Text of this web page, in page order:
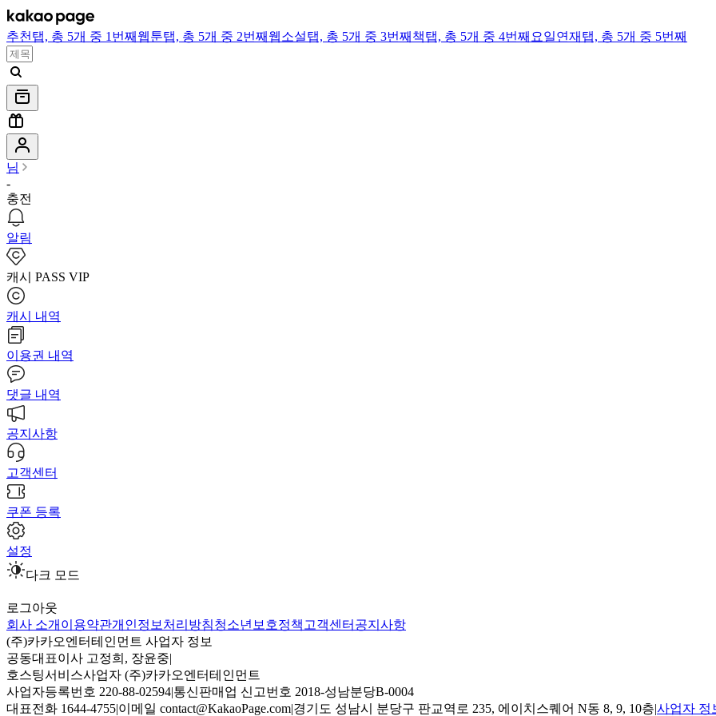
추천 탭, 총 5개 중 1번째 웹툰탭, 총 5개 중 2번째 웹소설탭, 총 5개 중 3번째 책탭, 총 5개 중 4번째 요일연재 탭, 총 5개 중 5번째
님
-
충전
알림
캐시 PASS VIP
캐시 내역
이용권 내역
댓글 내역
공지사항
고객센터
쿠폰 등록
설정
다크 모드
로그아웃
회사 소개 이용약관개인정보처리방침청소년보호정책 고객센터 공지사항
(주)카카오엔터테인먼트 사업자 정보
공동대표이사 고정희, 장윤중|
호스팅서비스사업자 (주)카카오엔터테인먼트
사업자등록번호 220-88-02594|통신판매업 신고번호 2018-성남분당B-0004
대표전화 1644-4755|이메일 contact@KakaoPage.com|경기도 성남시 분당구 판교역로 235, 에이치스퀘어 N동 8, 9, 10층|사업자 정